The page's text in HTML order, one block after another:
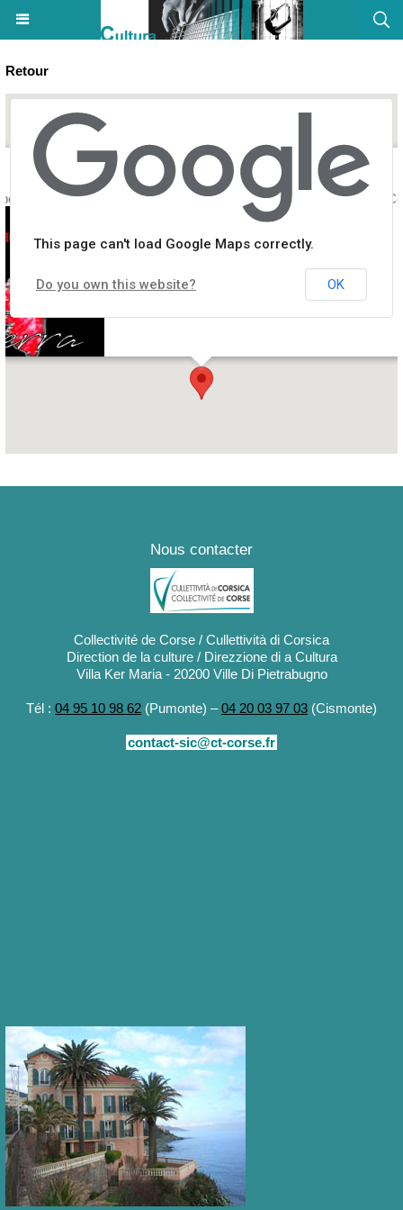
Retour
avec le groupe "Terra" - Eglise Saint Jean Baptiste -
This page can't load Google Maps correctly.
Do you own this website? OK
Nous contacter
Collectivité de Corse / Cullettività di Corsica
Direction de la culture / Direzzione di a Cultura
Villa Ker Maria - 20200 Ville Di Pietrabugno
Tél : 04 95 10 98 62 (Pumonte) –04 20 03 97 03 (Cismonte)
contact-sic@ct-corse.fr